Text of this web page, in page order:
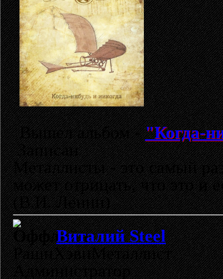
Вышел альбом -"Когда-
Записан
Металлисты - это самый
может отрицать, что это и
(В.И. Ленин)
Виталий Steel
РашнХэвиМеталлист
Администратор